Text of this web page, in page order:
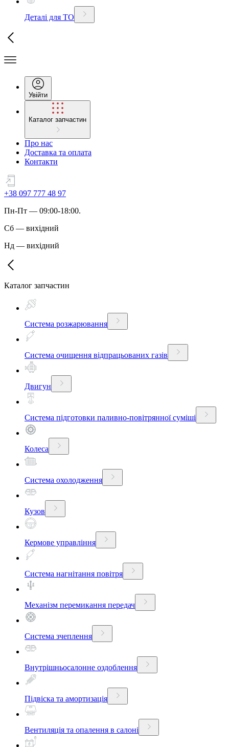
Деталі для ТО
Увійти
Каталог запчастин
Про нас
Доставка та оплата
Контакти
+38 097 777 48 97
Пн-Пт — 09:00-18:00.
Сб — вихідний
Нд — вихідний
Каталог запчастин
Система розжарювання
Система очищення відпрацьованих газів
Двигун
Система підготовки паливно-повітрянної суміші
Колеса
Система охолодження
Кузов
Кермове управління
Система нагнітання повітря
Механізм перемикання передач
Система зчеплення
Внутрішньосалонне оздоблення
Підвіска та амортизація
Вентиляція та опалення в салоні